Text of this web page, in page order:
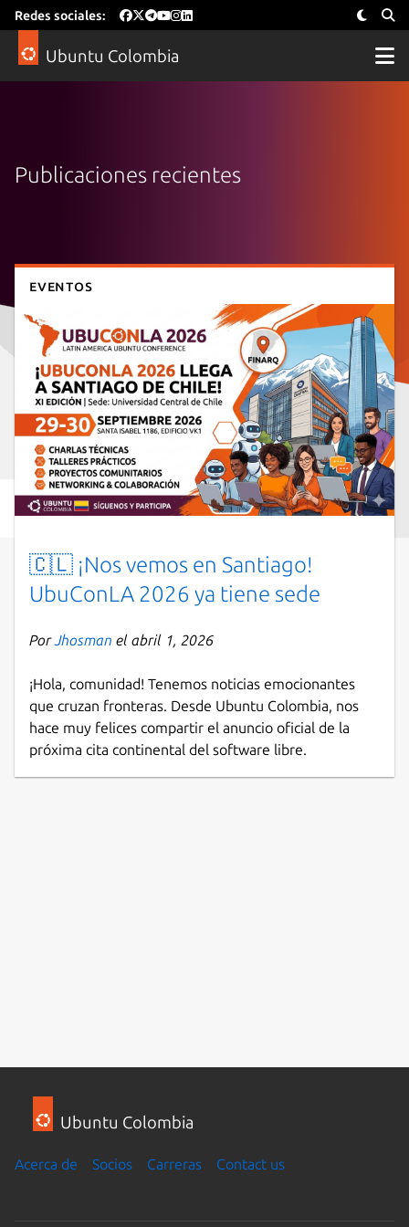
Redes sociales:
Ubuntu Colombia
Publicaciones recientes
Eventos
🇨🇱 ¡Nos vemos en Santiago!
UbuConLA 2026 ya tiene sede
PorJhosman el abril 1, 2026
¡Hola, comunidad! Tenemos noticias emocionantes
que cruzan fronteras. Desde Ubuntu Colombia, nos
hace muy felices compartir el anuncio oficial de la
próxima cita continental del software libre.
Ubuntu Colombia
Acerca de Socios Carreras Contact us